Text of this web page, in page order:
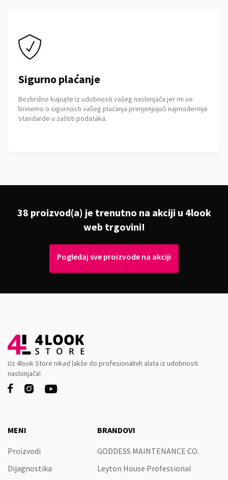
Sigurno plaćanje
Bezbrižno kupujte iz udobnosti vašeg naslonjača jer mi se
brinemo o sigurnosti vašeg plaćanja primjenjujući najmodernije
standarde u zaštiti podataka.
38 proizvod(a) je trenutno na akciji u 4look
web trgovini!
Pogledaj sve proizvode na akciji
Uz 4look Store nikad lakše do profesionalnih alata iz udobnosti
naslonjača!
  
MENI
Proizvodi
Dijagnostika
BRANDOVI
GODDESS MAINTENANCE CO.
Leyton House Professional